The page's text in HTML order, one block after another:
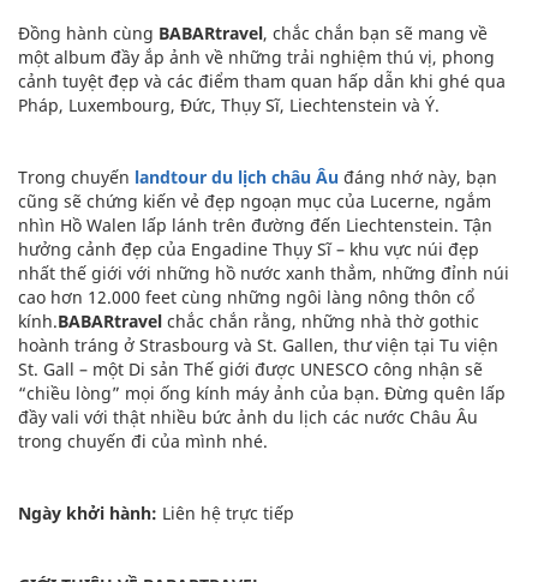
Đồng hành cùng BABARtravel, chắc chắn bạn sẽ mang về
một album đầy ắp ảnh về những trải nghiệm thú vị, phong
cảnh tuyệt đẹp và các điểm tham quan hấp dẫn khi ghé qua
Pháp, Luxembourg, Đức, Thụy Sĩ, Liechtenstein và Ý.
Trong chuyến landtour du lịch châu Âu đáng nhớ này, bạn
cũng sẽ chứng kiến vẻ đẹp ngoạn mục của Lucerne, ngắm
nhìn Hồ Walen lấp lánh trên đường đến Liechtenstein. Tận
hưởng cảnh đẹp của Engadine Thụy Sĩ – khu vực núi đẹp
nhất thế giới với những hồ nước xanh thẳm, những đỉnh núi
cao hơn 12.000 feet cùng những ngôi làng nông thôn cổ
kính.BABARtravel chắc chắn rằng, những nhà thờ gothic
hoành tráng ở Strasbourg và St. Gallen, thư viện tại Tu viện
St. Gall – một Di sản Thế giới được UNESCO công nhận sẽ
“chiều lòng” mọi ống kính máy ảnh của bạn. Đừng quên lấp
đầy vali với thật nhiều bức ảnh du lịch các nước Châu Âu
trong chuyến đi của mình nhé.
Ngày khởi hành: Liên hệ trực tiếp